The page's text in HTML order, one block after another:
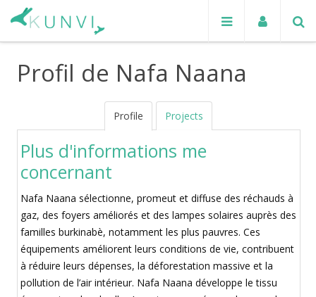
Profil de Nafa Naana
Profile Projects
Plus d'informations me
concernant
Nafa Naana sélectionne, promeut et diffuse des réchauds à
gaz, des foyers améliorés et des lampes solaires auprès des
familles burkinabè, notamment les plus pauvres. Ces
équipements améliorent leurs conditions de vie, contribuent
à réduire leurs dépenses, la déforestation massive et la
pollution de l’air intérieur. Nafa Naana développe le tissu